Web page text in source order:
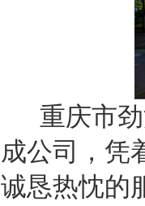
重庆市劲
成公司，凭
诚恳热忱的